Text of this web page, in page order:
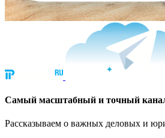
Cамый масштабный и точный
Рассказываем о важных деловых и